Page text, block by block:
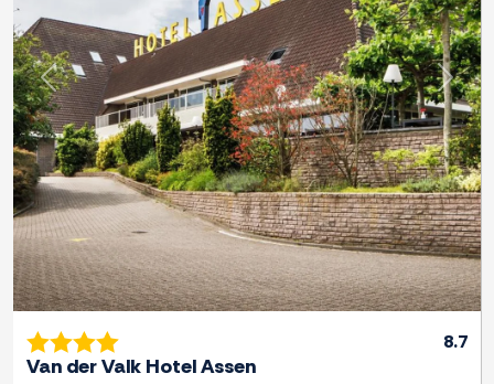
Previous Next
8.7
Van der Valk Hotel Assen